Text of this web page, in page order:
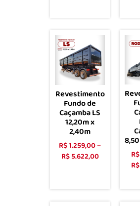
Revestimento
Fundo de
Caçamba LS
12,20m x
2,40m
R$1.259,00–
R$5.622,00 R$
R$